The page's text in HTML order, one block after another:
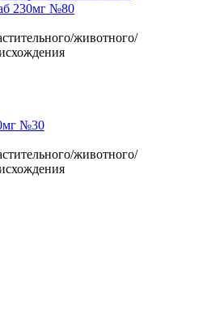
230мг №80
животного/
№30
животного/